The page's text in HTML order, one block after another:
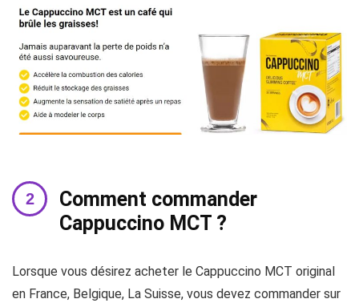
Comment commander
Cappuccino MCT ?
Lorsque vous désirez acheter le Cappuccino MCT original
en France, Belgique, La Suisse, vous devez commander sur